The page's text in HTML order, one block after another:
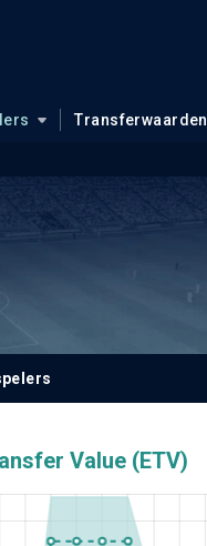
Transferwaarden
Value (ETV)